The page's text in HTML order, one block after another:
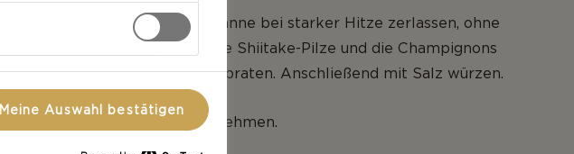
Butter in einer Bratpfanne bei starker Hitze zerlassen, ohne
dass sie braun wird. Die Shiitake-Pilze und die Champignons
ca. 5 Minuten leicht anbraten. Anschließend mit Salz würzen.
Pilze aus der Pfanne nehmen.
Meine Auswahl bestätigen